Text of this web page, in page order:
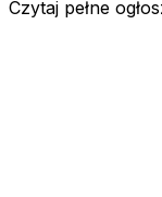
Czytaj pełne